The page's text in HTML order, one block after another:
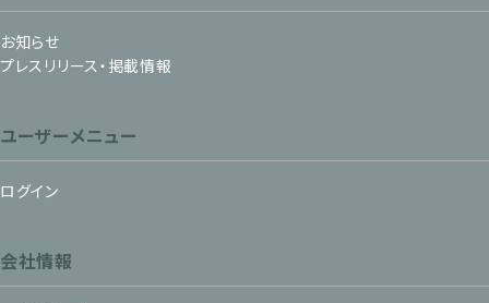
お知らせ
プレスリリース・掲載情報
ユーザーメニュー
ログイン
会社情報